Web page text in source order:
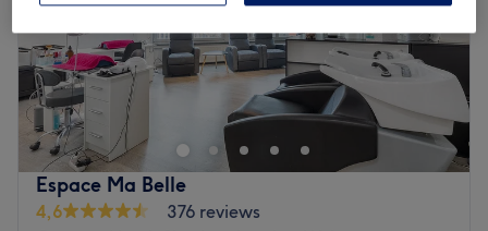
Zondag
12:00–19:00
Bienvenue chez CAROLINE Espace Beauté, votre nouvel
havre de détente installé à Bruxelles. Offrant des
prestations personnalisées, cet institut propose une
gamme variée de soins esthétiques et de bien-être pour
répondre à tous vos besoins. Caroline, experte qualifiée,
vous accueille avec professionnalisme et met tout en
œuvre pour vous offrir une expérience unique et
Espace Ma Belle
4,6
376 reviews